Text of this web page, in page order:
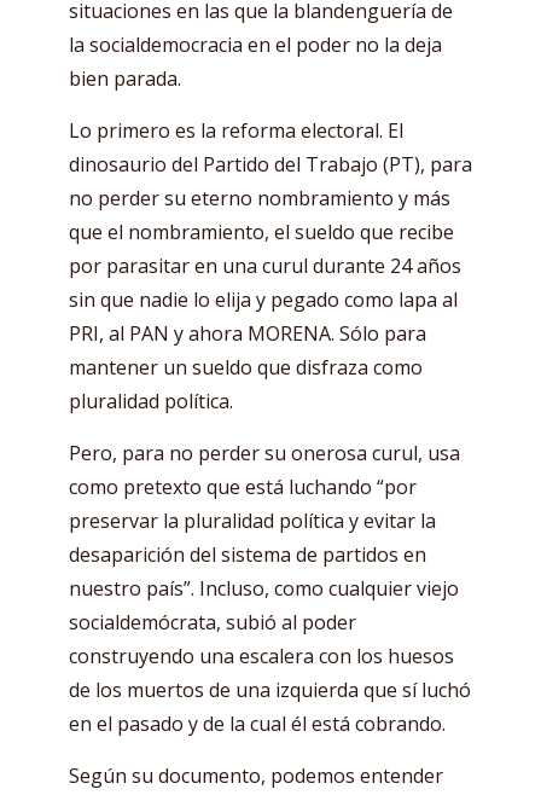
situaciones en las que la blandenguería de
la socialdemocracia en el poder no la deja
bien parada.
Lo primero es la reforma electoral. El
dinosaurio del Partido del Trabajo (PT), para
no perder su eterno nombramiento y más
que el nombramiento, el sueldo que recibe
por parasitar en una curul durante 24 años
sin que nadie lo elija y pegado como lapa al
PRI, al PAN y ahora MORENA. Sólo para
mantener un sueldo que disfraza como
pluralidad política.
Pero, para no perder su onerosa curul, usa
como pretexto que está luchando “por
preservar la pluralidad política y evitar la
desaparición del sistema de partidos en
nuestro país”. Incluso, como cualquier viejo
socialdemócrata, subió al poder
construyendo una escalera con los huesos
de los muertos de una izquierda que sí luchó
en el pasado y de la cual él está cobrando.
Según su documento, podemos entender